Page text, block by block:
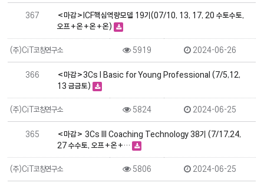
367
<마감>ICF핵심역량모델 19기(07/10, 13, 17, 20 수토수토,
오프+온+온+온)
(주)CiT코칭연구소 5919 2024-06-26
366
<마감>3Cs I Basic for Young Professional (7/5,12,
13 금금토)
(주)CiT코칭연구소 5824 2024-06-25
365
<마감> 3Cs III Coaching Technology 38기 (7/17,24,
27 수수토, 오프+온+…
(주)CiT코칭연구소 5806 2024-06-25